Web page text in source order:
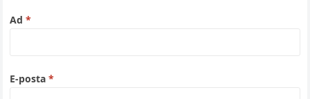
Ad*
E-posta*